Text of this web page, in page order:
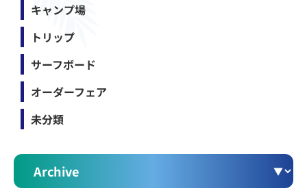
キャンプ場
トリップ
サーフボード
オーダーフェア
未分類